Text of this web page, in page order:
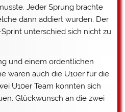
Jeder Sprung brachte
dann addiert wurden. Der
unterschied sich nicht zu
und einem ordentlichen
waren auch die U10er für die
U10er Team konnten sich
Glückwunsch an die zwei